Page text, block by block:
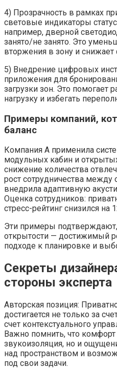
4) Прозрачность в рамках
световые индикаторы
например, дверной
занято/не занято. Это
вторжения в зону и
5) Внедрение цифровых
приложения для
загрузки зон. Это помогает
нагрузку и избегать
Примеры компаний,
баланс
Компания А применила
модульных кабин и
снижение количества
рост сотрудничества между
внедрила адаптивную
Оценка сотрудников:
стресс-рейтинг снизился на
Эти примеры подтверждают,
открытости — достижимый
подходе к планировке и
Секреты
стороны эксперта
Авторская позиция:
достигается не только за
счет контекстуального
Важно помнить, что комфорт
звукоизоляция, но и
над пространством и
под свои задачи.